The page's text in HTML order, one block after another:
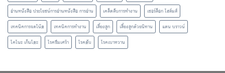
อ่านหนังสือ ประโยชน์การอ่านหนังสือ การอ่าน
เคล็ดลับการทำงาน
เชอร์ล็อก โฮล์มส์
เทคนิคการจดโน้ต
เทคนิคการทำงาน เลี้ยงลูก เลี้ยงลูกด้วยนิทาน
แดน บราวน์
โคโนะ เก็นโตะ
โรคซึมเศร้า โรคตับ โรคเบาหวาน